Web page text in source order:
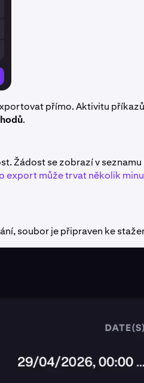
přímo. Aktivitu
.
Žádost se zobrazí v seznamu
export může trvat několik
soubor je připraven ke